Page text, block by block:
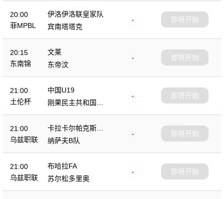
20:00
菲MPBL
伊洛伊洛联皇家队
-
宾南塔塔克
即将开始
20:15
东南锦
文莱
-
东帝汶
即将开始
21:00
土伦杯
中国U19
-
刚果民主共和国U2
3
即将开始
21:00
乌兹职联
卡拉卡尔帕克斯坦F
A
-
纳萨夫B队
即将开始
21:00
乌兹职联
布哈拉FA
-
苏尔松多里奥
即将开始